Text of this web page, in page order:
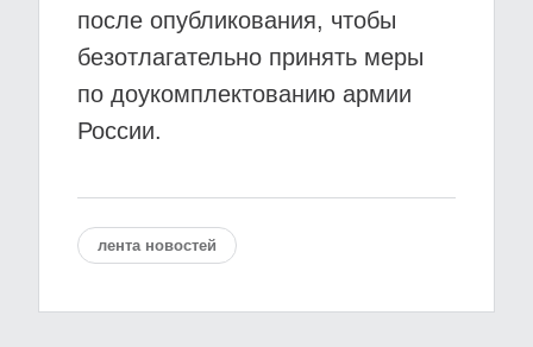
после опубликования, чтобы
безотлагательно принять меры
по доукомплектованию армии
России.
лента новостей